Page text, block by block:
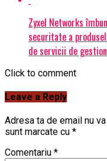
Zyxel Networks
securitate a
de servicii de
Click to comment
Leave a Reply
Adresa ta de email nu
sunt marcate cu *
Comentariu *